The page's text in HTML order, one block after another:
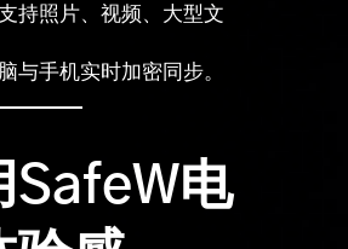
持照片、视频、大型文
与手机实时加密同步。
SafeW电